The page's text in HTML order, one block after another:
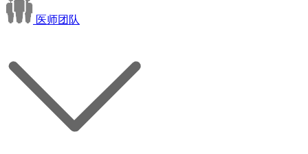
医师团队